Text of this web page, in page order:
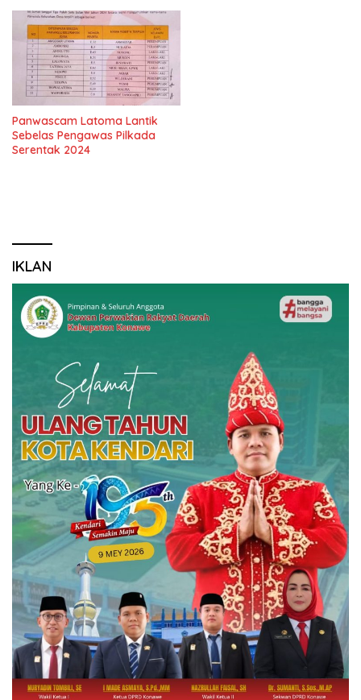
Panwascam Latoma Lantik
Sebelas Pengawas Pilkada
IKLAN